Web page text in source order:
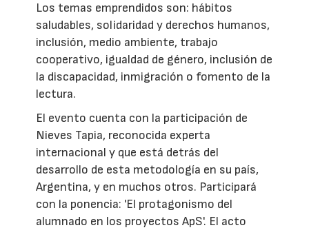
Los temas emprendidos son: hábitos
saludables, solidaridad y derechos humanos,
inclusión, medio ambiente, trabajo
cooperativo, igualdad de género, inclusión de
la discapacidad, inmigración o fomento de la
lectura.
El evento cuenta con la participación de
Nieves Tapia, reconocida experta
internacional y que está detrás del
desarrollo de esta metodología en su país,
Argentina, y en muchos otros. Participará
con la ponencia: 'El protagonismo del
alumnado en los proyectos ApS'. El acto